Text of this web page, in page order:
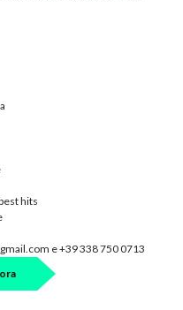
hits
e +39 338 750 0713